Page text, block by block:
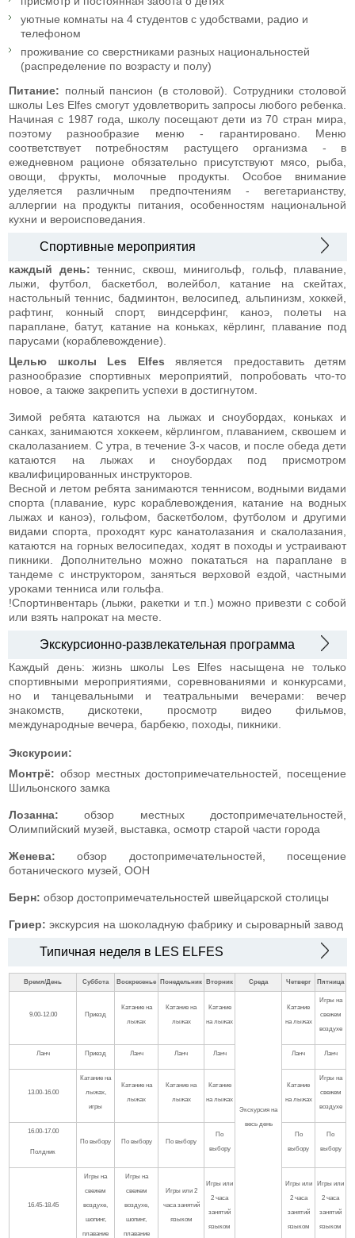
уютные комнаты на 4 студентов c удобствами, радио и
телефоном
проживание со сверстниками разных национальностей
(распределение по возрасту и полу)
Питание: полный пансион (в столовой). Сотрудники столовой
школы Les Elfes смогут удовлетворить запросы любого ребенка.
Начиная с 1987 года, школу посещают дети из 70 стран мира,
поэтому разнообразие меню - гарантировано. Меню
соответствует потребностям растущего организма - в
ежедневном рационе обязательно присутствуют мясо, рыба,
овощи, фрукты, молочные продукты. Особое внимание
уделяется различным предпочтениям - вегетарианству,
аллергии на продукты питания, особенностям национальной
кухни и вероисповедания.
Спортивные мероприятия
каждый день: теннис, сквош, минигольф, гольф, плавание,
лыжи, футбол, баскетбол, волейбол, катание на скейтах,
настольный теннис, бадминтон, велосипед, альпинизм, хоккей,
рафтинг, конный спорт, виндсерфинг, каноэ, полеты на
параплане, батут, катание на коньках, кёрлинг, плавание под
парусами (кораблевождение).
Целью школы Les Elfes является предоставить детям
разнообразие спортивных мероприятий, попробовать что-то
новое, а также закрепить успехи в достигнутом.
Зимой ребята катаются на лыжах и сноубордах, коньках и
санках, занимаются хоккеем, кёрлингом, плаванием, сквошем и
скалолазанием. С утра, в течение 3-х часов, и после обеда дети
катаются на лыжах и сноубордах под присмотром
квалифицированных инструкторов.
Весной и летом ребята занимаются теннисом, водными видами
спорта (плавание, курс кораблевождения, катание на водных
лыжах и каноэ), гольфом, баскетболом, футболом и другими
видами спорта, проходят курс канатолазания и скалолазания,
катаются на горных велосипедах, ходят в походы и устраивают
пикники. Дополнительно можно покататься на параплане в
тандеме с инструктором, заняться верховой ездой, частными
уроками тенниса или гольфа.
!Спортинвентарь (лыжи, ракетки и т.п.) можно привезти с собой
или взять напрокат на месте.
Экскурсионно-развлекательная программа
Каждый день: жизнь школы Les Elfes насыщена не только
спортивными мероприятиями, соревнованиями и конкурсами,
но и танцевальными и театральными вечерами: вечер
знакомств, дискотеки, просмотр видео фильмов,
международные вечера, барбекю, походы, пикники.
Экскурсии:
Монтрё: обзор местных достопримечательностей, посещение
Шильонского замка
Лозанна:обзор местных достопримечательностей,
Олимпийский музей, выставка, осмотр старой части города
Женева:обзор достопримечательностей, посещение
ботанического музей, ООН
Берн: обзор достопримечательностей швейцарской столицы
Гриер: экскурсия на шоколадную фабрику и сыроварный завод
Типичная неделя в LES ELFES
Время/День Суббота Воскресенье Понедельник Вторник Среда Четверг Пятница
9.00-12.00 Приезд
Катание на
лыжах
Катание на
лыжах
Катание
на лыжах
Экскурсия на
весь день
Катание
на лыжах
Игры на
свежем
воздухе
Ланч Приезд Ланч Ланч Ланч Ланч Ланч
13.00-16.00
Катание на
лыжах,
игры
Катание на
лыжах
Катание на
лыжах
Катание
на лыжах
Катание
на лыжах
Игры на
свежем
воздухе
16.00-17.00
Полдник
По выбору По выбору По выбору
По
выбору
По
выбору
По
выбору
16.45-18.45
Игры на
свежем
воздухе,
шопинг,
плавание
Игры на
свежем
воздухе,
шопинг,
плавание
Игры или 2
часа занятий
языком
Игры или
2 часа
занятий
языком
Игры или
2 часа
занятий
языком
Игры или
2 часа
занятий
языком